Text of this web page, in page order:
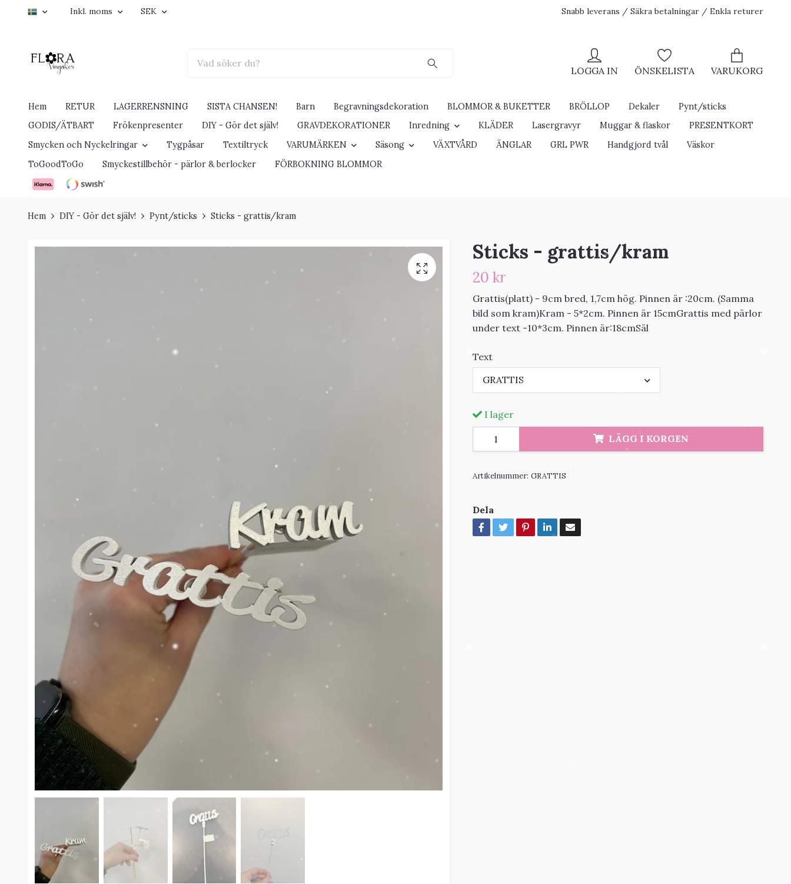
Inkl. moms SEK Snabb leverans / Säkra betalningar / Enkla returer
LOGGA IN ÖNSKELISTA VARUKORG
Hem RETUR LAGERRENSNING SISTA CHANSEN! Barn Begravningsdekoration BLOMMOR & BUKETTER BRÖLLOP Dekaler
Pynt/sticks
GODIS/ÄTBART
Frökenpresenter DIY - Gör det själv! GRAVDEKORATIONER Inredning KLÄDER Lasergravyr Muggar & flaskor
PRESENTKORT
Smycken och Nyckelringar
Tygpåsar Textiltryck VARUMÄRKEN Säsong VÄXTVÅRD ÄNGLAR GRL PWR Handgjord tvål
Väskor
ToGoodToGo
Smyckestillbehör - pärlor & berlocker FÖRBOKNING BLOMMOR
Hem DIY - Gör det själv! Pynt/sticks Sticks - grattis/kram
Sticks - grattis/kram
20 kr
Grattis(platt) - 9cm bred, 1,7cm hög. Pinnen är :20cm. (Samma
bild som kram)Kram - 5*2cm. Pinnen är 15cmGrattis med pärlor
under text -10*3cm. Pinnen är:18cmSäl
Text
GRATTIS
I lager
LÄGG I KORGEN
Artikelnummer: GRATTIS
Dela